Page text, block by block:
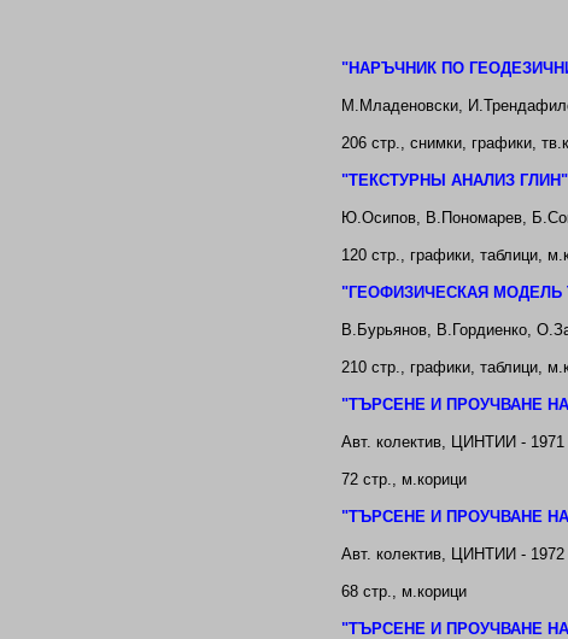
"НАРЪЧНИК ПО
М. Младеновски,
206 стр., снимки, графики, тв
"ТЕКСТУРНЬ АНАЛИЗ ГЛИН "
Ю.Осипов, В.Пономарев,
120 стр., графики, таблици,
"ГЕОФИЗИЧЕСКАЯ
В.Бурьянов, В.Гордиенко,
210 стр., графики, таблици,
"ТЪРСЕНЕ И ПРОУЧВАНЕ
Авт. колектив, ЦИНТИИ - 1971
72 стр., м.корици
"ТЪРСЕНЕ И ПРОУЧВАНЕ
Авт. колектив, ЦИНТИИ - 1972
68 стр., м.корици
"ТЪРСЕНЕ И ПРОУЧВАНЕ